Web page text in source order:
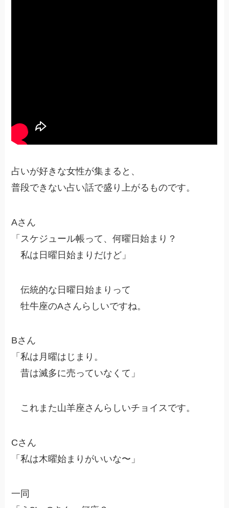
占いが好きな女性が集まると、
普段できない占い話で盛り上がるものです。
Aさん
「スケジュール帳って、何曜日始まり？
私は日曜日始まりだけど」
伝統的な日曜日始まりって
牡牛座のAさんらしいですね。
Bさん
「私は月曜はじまり。
昔は滅多に売っていなくて」
これまた山羊座さんらしいチョイスです。
Cさん
「私は木曜始まりがいいな〜」
一同